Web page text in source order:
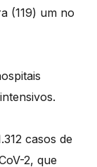
(119) um no
casos de
2, que